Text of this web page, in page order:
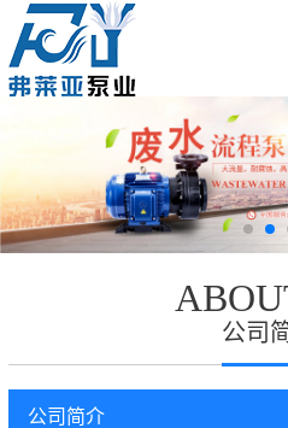
公司
公司简介